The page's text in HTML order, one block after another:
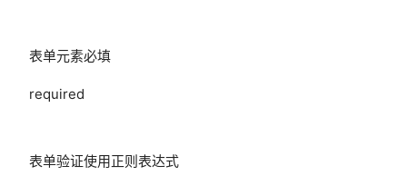
表单元素必填
required
表单验证使用正则表达式